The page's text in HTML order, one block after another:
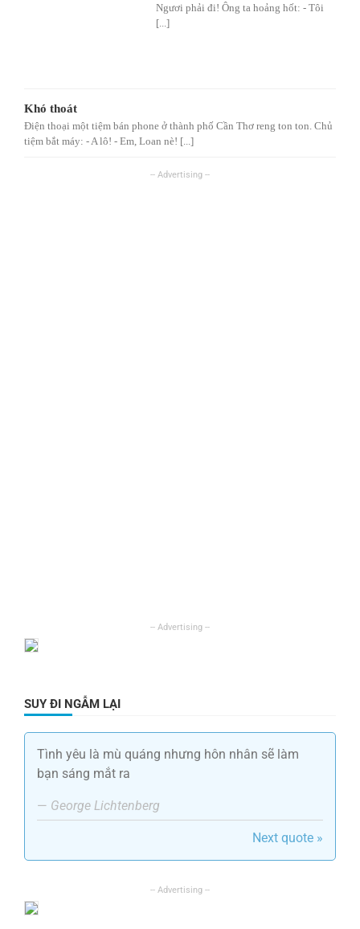
Ngươi phải đi! Ông ta hoảng hốt: - Tôi
[...]
Khó thoát
Điện thoại một tiệm bán phone ở thành phố Cần Thơ reng ton ton. Chủ
tiệm bắt máy: - A lô! - Em, Loan nè! [...]
SUY ĐI NGẪM LẠI
Tình yêu là mù quáng nhưng hôn nhân sẽ làm
bạn sáng mắt ra
— George Lichtenberg
Next quote »